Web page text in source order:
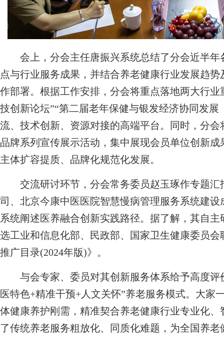
会上，分会主任唐振兴系统总结了分会近半年
点与行业服务成果，并结合养老健康行业发展趋
作部署。根据工作安排，分会将重点落地两大行业
技创新论坛”“第二届老年保健与银发经济协同发展
流、技术创新、资源对接的高端平台。同时，分
品牌系列宣传展示活动，集中展现会员单位创新
主体扩容提质、品牌化规范化发展。
交流研讨环节，分会常务委员赵玉琢作专题汇
司、北京今康中医医院智慧慢病管理服务系统建
系统阐述医养融合创新实践路径。据了解，其自
选工业和信息化部、民政部、国家卫生健康委员
推广目录(2024年版)》。
与会专家、委员对其创新服务体系给予高度评
医特色+精准干预+人文关怀”养老服务模式。大家
体健康养护刚需，精准契合养老健康行业专业化
了传统养老服务粗放化、同质化难题，为全国养